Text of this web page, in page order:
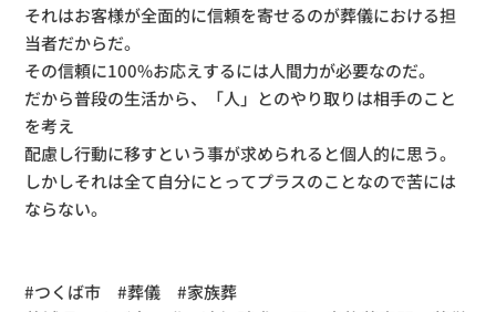
それはお客様が全面的に信頼を寄せるのが葬儀における担
当者だからだ。
その信頼に100%お応えするには人間力が必要なのだ。
だから普段の生活から、「人」とのやり取りは相手のこと
を考え
配慮し行動に移すという事が求められると個人的に思う。
しかしそれは全て自分にとってプラスのことなので苦には
ならない。
#つくば市 #葬儀 #家族葬